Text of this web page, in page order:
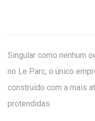
Singular como nenhum
no Le Parc, o único
construído com a mais
protendidas.